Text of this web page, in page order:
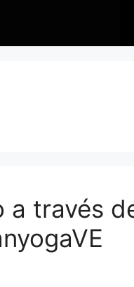
través